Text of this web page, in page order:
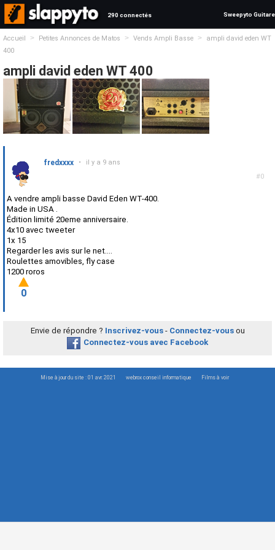
290 connectés Sweepyto Guitare
Accueil > Petites Annonces de Matos > Vends Ampli Basse >
ampli david eden WT
400
ampli david eden WT 400
#0
fredxxxx • il y a 9 ans
A vendre ampli basse David Eden WT-400.
Made in USA .
Édition limité 20eme anniversaire.
4x10 avec tweeter
1x 15
Regarder les avis sur le net....
Roulettes amovibles, fly case
1200 roros
0
Envie de répondre ? Inscrivez-vous- Connectez-vousou
Connectez-vous avec Facebook
Mise à jour du site : 01 avr. 2021 webrox conseil informatique Films à voir